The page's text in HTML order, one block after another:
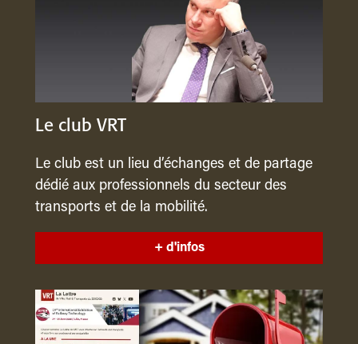
Le club VRT
Le club est un lieu d’échanges et de partage
dédié aux professionnels du secteur des
transports et de la mobilité.
+ d'infos